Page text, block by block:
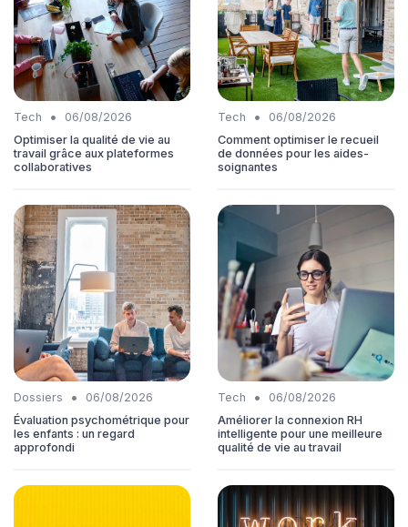
Tech •
06/08/2026
Optimiser la qualité de vie au
travail grâce aux plateformes
collaboratives
Tech •
06/08/2026
Comment optimiser le recueil
de données pour les aides-
soignantes
Dossiers •
06/08/2026
Évaluation psychométrique pour
les enfants : un regard
approfondi
Tech •
06/08/2026
Améliorer la connexion RH
intelligente pour une meilleure
qualité de vie au travail